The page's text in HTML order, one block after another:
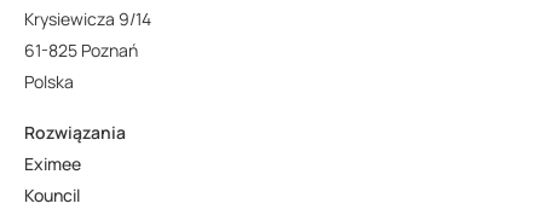
Krysiewicza 9/14
61-825 Poznań
Polska
Rozwiązania
Eximee
Kouncil